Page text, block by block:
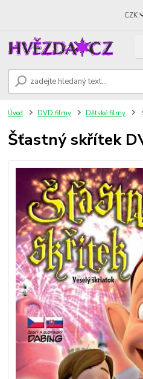
CZK
Úvod DVD filmy Dětské filmy
Šťastný skřítek